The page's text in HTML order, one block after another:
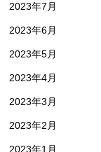
2023年7月
2023年6月
2023年5月
2023年4月
2023年3月
2023年2月
2023年1月